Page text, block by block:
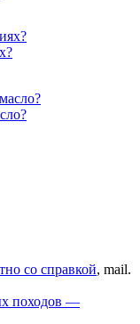
со справкой, mail.